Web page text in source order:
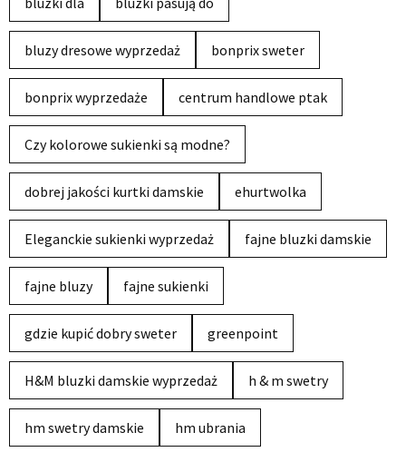
bluzy dresowe wyprzedaż bonprix sweter
bonprix wyprzedaże centrum handlowe ptak
Czy kolorowe sukienki są modne?
dobrej jakości kurtki damskie ehurtwolka
Eleganckie sukienki wyprzedaż fajne bluzki damskie
fajne bluzy fajne sukienki
gdzie kupić dobry sweter greenpoint
H&M bluzki damskie wyprzedaż h & m swetry
hm swetry damskie hm ubrania